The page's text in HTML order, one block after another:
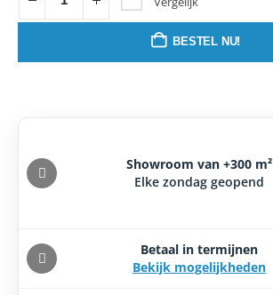
BESTEL NU!
Showroom van +300 m²
Elke zondag geopend
Betaal in termijnen
Bekijk mogelijkheden